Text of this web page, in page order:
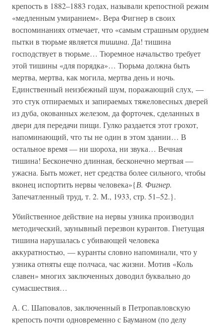
крепость в 1882–1883 годах, называли крепостной режим
«медленным умиранием». Вера Фигнер в своих
воспоминаниях отмечает, что «самым страшным орудием
пытки в тюрьме являетсятишина. Да! тишина
господствует в тюрьме… Тюремное начальство требует
этой тишины «для порядка»… Тюрьма должна быть
мертва, мертва, как могила, мертва день и ночь.
Единственный неизбежный шум, поражающий слух, —
это стук отпираемых и запираемых тяжеловесных дверей
из дуба, окованных железом, да форточек, сделанных в
двери для передачи пищи. Гулко раздается этот грохот,
напоминающий, что ты не один в этом здании… В
остальное время — ни шороха, ни звука… Вечная
тишина! Бесконечно длинная, бесконечно мертвая —
ужасна. Быть может, нет средства более сильного, чтобы
вконец испортить нервы человека»{В. Фигнер.
Запечатленный труд, т. 2. М., 1933, стр. 51–52.}.
Убийственное действие на нервы узника производил
методический, заунывный перезвон курантов. Гнетущая
тишина нарушалась с убивающей человека
аккуратностью, — куранты словно напоминали, что у
узника отняты еще полчаса, час жизни. Мотив «Коль
славен» многих заключенных доводил буквально до
сумасшествия…
А. С. Шаповалов, заключенный в Петропавловскую
крепость почти одновременно с Бауманом (по делу